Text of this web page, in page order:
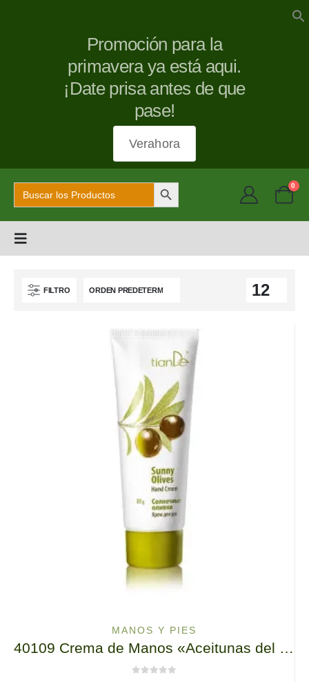
Promoción para la
primavera ya está aqui.
¡Date prisa antes de que
pase!
Verahora
Buscar: Botón de búsqueda 0
FILTRO
MANOS Y PIES
40109 Crema de Manos «Aceitunas del Sol», TianDe, 80g